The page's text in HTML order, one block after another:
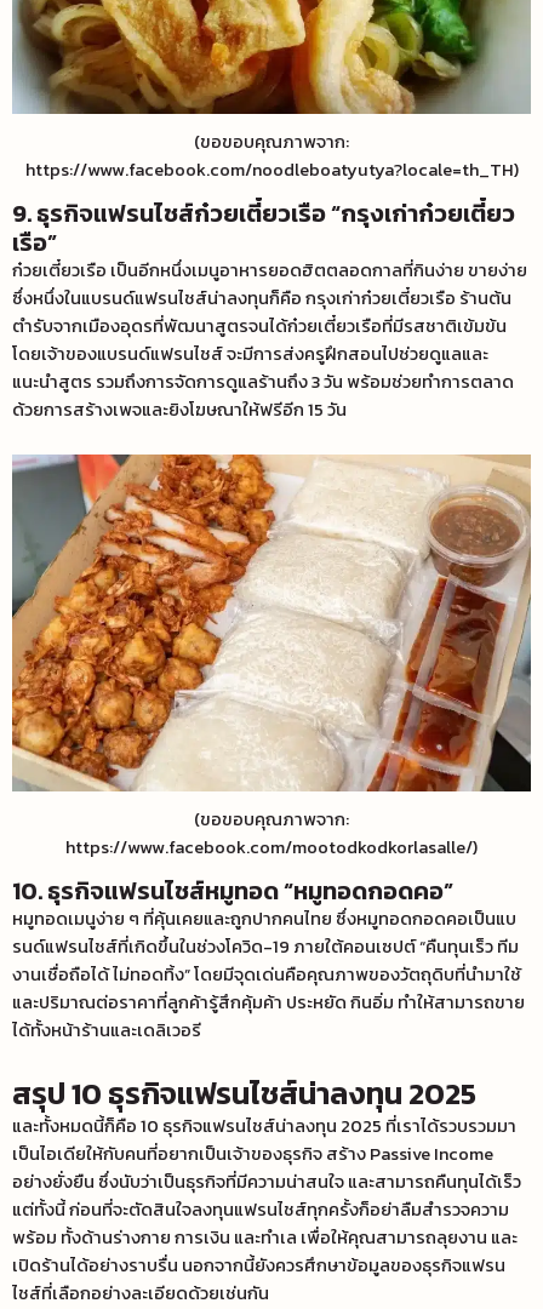
(ขอขอบคุณภาพจาก:
https://www.facebook.com/noodleboatyutya?locale=th_TH)
9. ธุรกิจแฟรนไชส์ก๋วยเตี๋ยวเรือ “กรุงเก่าก๋วยเตี๋ยว
เรือ”
ก๋วยเตี๋ยวเรือ เป็นอีกหนึ่งเมนูอาหารยอดฮิตตลอดกาลที่กินง่าย ขายง่าย
ซึ่งหนึ่งในแบรนด์แฟรนไชส์น่าลงทุนก็คือ กรุงเก่าก๋วยเตี๋ยวเรือ ร้านต้น
ตำรับจากเมืองอุดรที่พัฒนาสูตรจนได้ก๋วยเตี๋ยวเรือที่มีรสชาติเข้มข้น
โดยเจ้าของแบรนด์แฟรนไชส์ จะมีการส่งครูฝึกสอนไปช่วยดูแลและ
แนะนำสูตร รวมถึงการจัดการดูแลร้านถึง 3 วัน พร้อมช่วยทำการตลาด
ด้วยการสร้างเพจและยิงโฆษณาให้ฟรีอีก 15 วัน
(ขอขอบคุณภาพจาก:
https://www.facebook.com/mootodkodkorlasalle/)
10. ธุรกิจแฟรนไชส์หมูทอด “หมูทอดกอดคอ”
หมูทอดเมนูง่าย ๆ ที่คุ้นเคยและถูกปากคนไทย ซึ่งหมูทอดกอดคอเป็นแบ
รนด์แฟรนไชส์ที่เกิดขึ้นในช่วงโควิด-19 ภายใต้คอนเซปต์ “คืนทุนเร็ว ทีม
งานเชื่อถือได้ ไม่ทอดทิ้ง” โดยมีจุดเด่นคือคุณภาพของวัตถุดิบที่นำมาใช้
และปริมาณต่อราคาที่ลูกค้ารู้สึกคุ้มค้า ประหยัด กินอิ่ม ทำให้สามารถขาย
ได้ทั้งหน้าร้านและเดลิเวอรี
สรุป 10 ธุรกิจแฟรนไชส์น่าลงทุน 2025
และทั้งหมดนี้ก็คือ 10 ธุรกิจแฟรนไชส์น่าลงทุน 2025 ที่เราได้รวบรวมมา
เป็นไอเดียให้กับคนที่อยากเป็นเจ้าของธุรกิจ สร้าง Passive Income
อย่างยั่งยืน ซึ่งนับว่าเป็นธุรกิจที่มีความน่าสนใจ และสามารถคืนทุนได้เร็ว
แต่ทั้งนี้ ก่อนที่จะตัดสินใจลงทุนแฟรนไชส์ทุกครั้งก็อย่าลืมสำรวจความ
พร้อม ทั้งด้านร่างกาย การเงิน และทำเล เพื่อให้คุณสามารถลุยงาน และ
เปิดร้านได้อย่างราบรื่น นอกจากนี้ยังควรศึกษาข้อมูลของธุรกิจแฟรน
ไชส์ที่เลือกอย่างละเอียดด้วยเช่นกัน